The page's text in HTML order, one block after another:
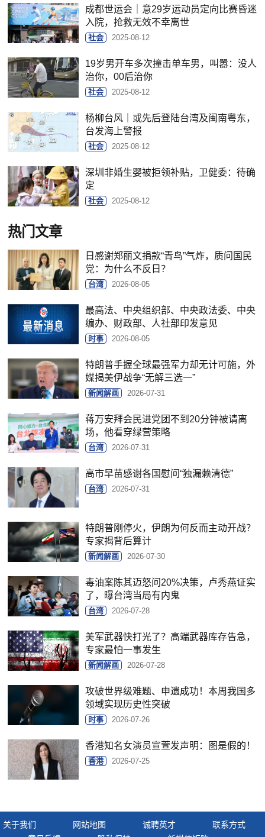
成都世运会｜意29岁运动员定向比赛昏迷
入院，抢救无效不幸离世
社会 2025-08-12
19岁男开车多次撞击单车男，叫嚣：没人
治你，00后治你
社会 2025-08-12
杨柳台风｜或先后登陆台湾及闽南粤东，
台发海上警报
社会 2025-08-12
深圳非婚生婴被拒领补贴，卫健委：待确
定
社会 2025-08-12
热门文章
日感谢郑丽文捐款“青鸟”气炸，质问国民
党：为什么不反日？
台湾 2026-08-05
最高法、中央组织部、中央政法委、中央
编办、财政部、人社部印发意见
时事 2026-08-05
特朗普手握全球最强军力却无计可施，外
媒揭美伊战争“无解三选一”
新闻解画 2026-07-31
蒋万安拜会民进党团不到20分钟被请离
场，他看穿绿营策略
台湾 2026-07-31
高市早苗感谢各国慰问“独漏赖清德”
台湾 2026-07-31
特朗普刚停火，伊朗为何反而主动开战？
专家揭背后算计
新闻解画 2026-07-30
毒油案陈其迈怒问20%决策，卢秀燕证实
了，曝台湾当局有内鬼
台湾 2026-07-28
美军武器快打光了？高端武器库存告急，
专家最怕一事发生
新闻解画 2026-07-28
攻破世界级难题、申遗成功！本周我国多
领域实现历史性突破
时事 2026-07-26
香港知名女演员宣萱发声明：图是假的！
香港 2026-07-25
关于我们 网站地图 诚聘英才
联系方式